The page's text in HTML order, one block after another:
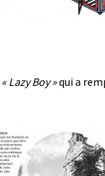
« Lazy Boy »qui a